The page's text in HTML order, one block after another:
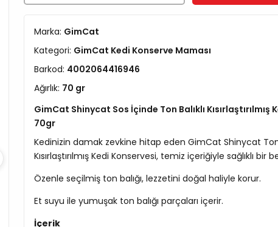
Marka: GimCat
Kategori: GimCat Kedi Konserve Maması
Barkod: 4002064416946
Ağırlık: 70 gr
GimCat Shinycat Sos İçinde Ton Balıklı Kısırlaştırılmış
70gr
Kedinizin damak zevkine hitap eden GimCat Shinycat Ton
Kısırlaştırılmış Kedi Konservesi, temiz içeriğiyle sağlıklı bir
Özenle seçilmiş ton balığı, lezzetini doğal haliyle korur.
Et suyu ile yumuşak ton balığı parçaları içerir.
İçerik